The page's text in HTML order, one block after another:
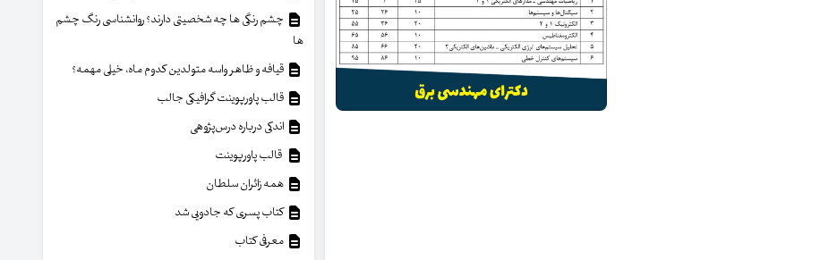
چشم رنگی ها چه شخصیتی دارند؟ روانشناسی رنگ چشم
ها
قیافه و ظاهر واسه متولدین کدوم ماه، خیلی مهمه؟
قالب پاورپوینت گرافیکی جالب
اندکی درباره درس‌پژوهی
قالب پاورپوینت
همه زائران سلطان
کتاب پسری که جادویی شد
معرفی کتاب